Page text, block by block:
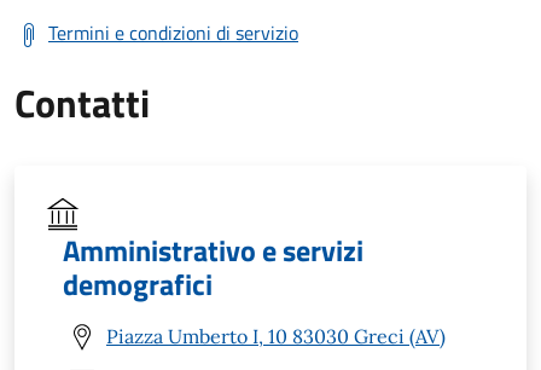
Termini e condizioni di servizio
Contatti
Amministrativo e servizi
demografici
Piazza Umberto I, 10 83030 Greci (AV)